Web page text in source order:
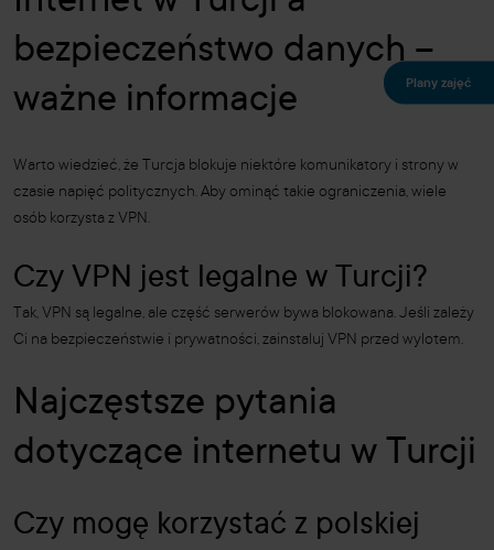
bezpieczeństwo danych –
ważne informacje
Warto wiedzieć, że Turcja blokuje niektóre komunikatory i strony w
czasie napięć politycznych. Aby ominąć takie ograniczenia, wiele
osób korzysta z VPN.
Czy VPN jest legalne w Turcji?
Tak, VPN są legalne, ale część serwerów bywa blokowana. Jeśli zależy
Ci na bezpieczeństwie i prywatności, zainstaluj VPN przed wylotem.
Najczęstsze pytania
dotyczące internetu w Turcji
Czy mogę korzystać z polskiej
Plany zajęć